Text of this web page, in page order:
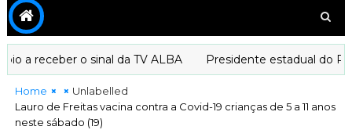
a receber o sinal da TV ALBA Presidente estadual do PT
Home
Unlabelled
Lauro de Freitas vacina contra a Covid-19 crianças de 5 a 11 anos
neste sábado (19)